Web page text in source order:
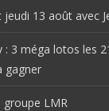
13 août avec
: 3 méga lotos les
gagner
groupe LMR